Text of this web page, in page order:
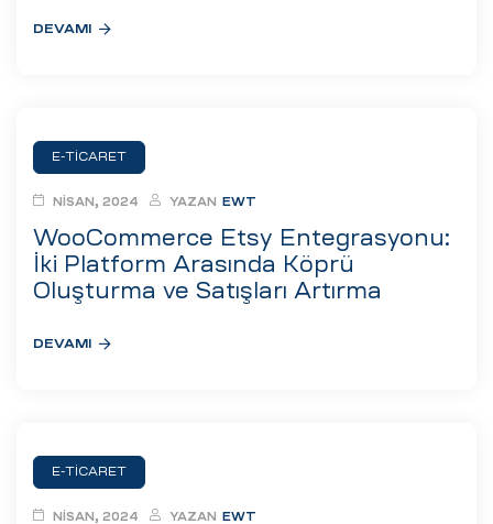
DEVAMI
E-TICARET
WooCommerce Etsy Entegrasyonu:
İki Platform Arasında Köprü
Oluşturma ve Satışları Artırma
NISAN, 2024 YAZAN EWT
DEVAMI
E-TICARET
NISAN, 2024 YAZAN EWT